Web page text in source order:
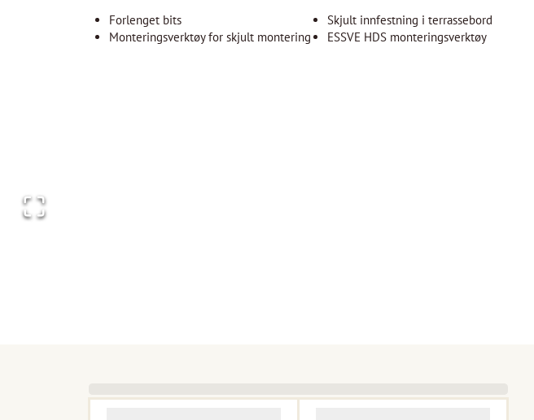
Forlenget bits
Monteringsverktøy for skjult montering
Skjult innfestning i terrassebord
ESSVE HDS monteringsverktøy